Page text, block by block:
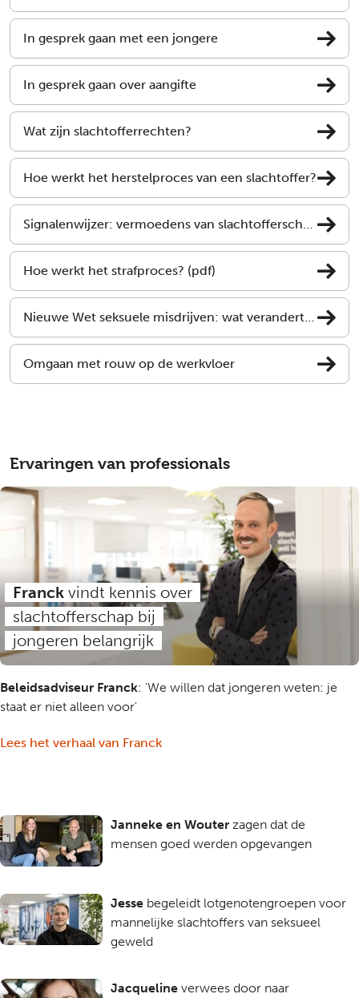
In gesprek gaan met een jongere
In gesprek gaan over aangifte
Wat zijn slachtofferrechten?
Hoe werkt het herstelproces van een slachtoffer?
Hoe werkt het strafproces? (pdf)
Omgaan met rouw op de werkvloer
Ervaringen van professionals
Franck vindt kennis over
slachtofferschap bij
jongeren belangrijk
Beleidsadviseur Franck: 'We willen dat jongeren weten: je
staat er niet alleen voor'
Lees het verhaal van Franck
Janneke en Wouter zagen dat de
mensen goed werden opgevangen
Jesse begeleidt lotgenotengroepen voor
mannelijke slachtoffers van seksueel
geweld
Jacqueline verwees door naar